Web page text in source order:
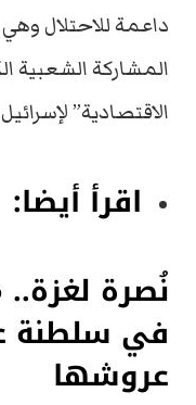
داعمة للاحتلال وهي
المشاركة الشعبية
الاقتصادية”
اقرأ أيضا:
نُصرة لغزة..
في سلطنة
عروشها